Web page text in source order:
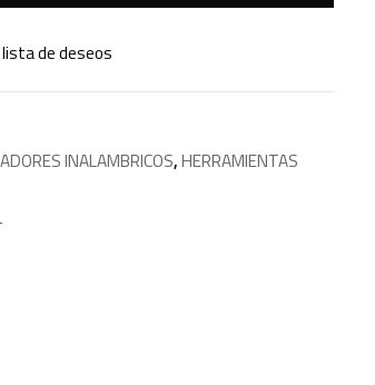
de deseos
INALAMBRICOS,HERRAMIENTAS